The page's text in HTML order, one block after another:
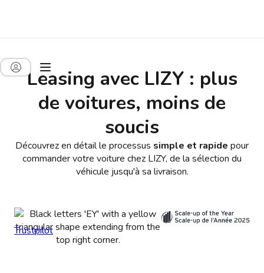
Leasing avec LIZY : plus
de voitures, moins de
soucis
Découvrez en détail le processus simple et rapide pour
commander votre voiture chez LIZY, de la sélection du
véhicule jusqu'à sa livraison.
Trustpilot